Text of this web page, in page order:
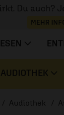
Du auch?
MEHR
AUDIOTHEK
Audiothek